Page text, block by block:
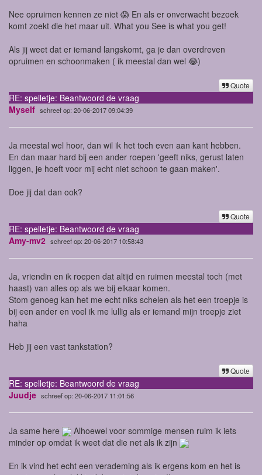
Nee opruimen kennen ze niet 😱 En als er onverwacht bezoek
komt zoekt die het maar uit. What you See is what you get!
Als jij weet dat er iemand langskomt, ga je dan overdreven
opruimen en schoonmaken ( ik meestal dan wel 😂)
Quote
RE: spelletje: Beantwoord de vraag
Myself schreef op: 20-06-2017 09:04:39
Ja meestal wel hoor, dan wil ik het toch even aan kant hebben.
En dan maar hard bij een ander roepen 'geeft niks, gerust laten
liggen, je hoeft voor mij echt niet schoon te gaan maken'.
Doe jij dat dan ook?
Quote
RE: spelletje: Beantwoord de vraag
Amy-mv2 schreef op: 20-06-2017 10:58:43
Ja, vriendin en ik roepen dat altijd en ruimen meestal toch (met
haast) van alles op als we bij elkaar komen.
Stom genoeg kan het me echt niks schelen als het een troepje is
bij een ander en voel ik me lullig als er iemand mijn troepje ziet
haha
Heb jij een vast tankstation?
Quote
RE: spelletje: Beantwoord de vraag
Juudje schreef op: 20-06-2017 11:01:56
Ja same here
Alhoewel voor sommige mensen ruim ik iets
minder op omdat ik weet dat die net als ik zijn
En ik vind het echt een verademing als ik ergens kom en het is